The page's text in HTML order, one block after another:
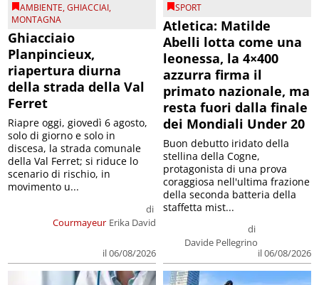
AMBIENTE,GHIACCIAI,
MONTAGNA
Ghiacciaio
Planpincieux,
riapertura diurna
della strada della Val
Ferret
Courmayeur
di
Erika David
il 06/08/2026
Riapre oggi, giovedì 6 agosto,
solo di giorno e solo in
discesa, la strada comunale
della Val Ferret; si riduce lo
scenario di rischio, in
movimento u...
SPORT
Atletica: Matilde
Abelli lotta come una
leonessa, la 4×400
azzurra firma il
primato nazionale, ma
resta fuori dalla finale
dei Mondiali Under 20
di
Davide Pellegrino
il 06/08/2026
Buon debutto iridato della
stellina della Cogne,
protagonista di una prova
coraggiosa nell'ultima frazione
della seconda batteria della
staffetta mist...